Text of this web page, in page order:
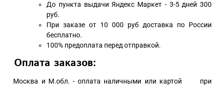
До пункта выдачи Яндекс Маркет - 3-5 дней 300
руб.
При заказе от 10 000 руб доставка по России
бесплатно.
100% предоплата перед отправкой.
Оплата заказов:
Москва и М.обл. - оплата наличными или картой при